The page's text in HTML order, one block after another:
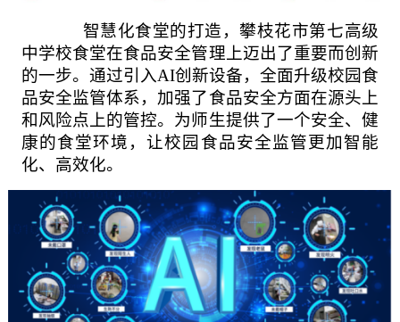
智慧化食堂的打造，攀枝花市第七高级
中学校食堂在食品安全管理上迈出了重要而创新
的一步。通过引入AI创新设备，全面升级校园食
品安全监管体系，加强了食品安全方面在源头上
和风险点上的管控。为师生提供了一个安全、健
康的食堂环境，让校园食品安全监管更加智能
化、高效化。